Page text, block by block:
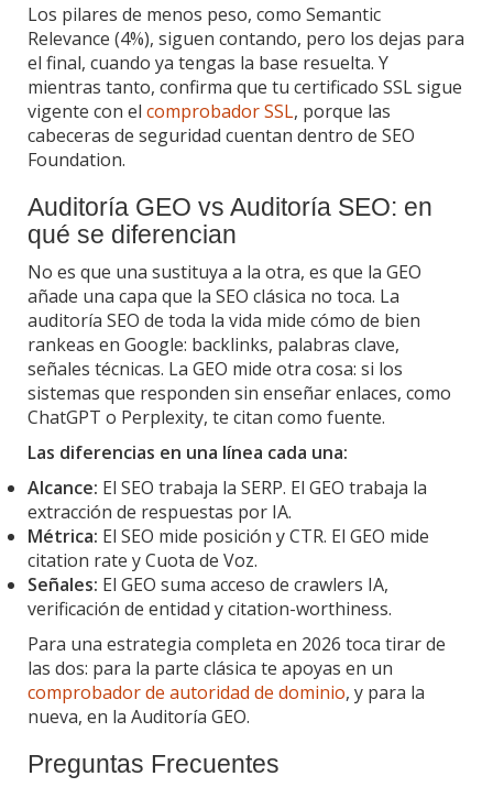
Los pilares de menos peso, como Semantic
Relevance (4%), siguen contando, pero los dejas para
el final, cuando ya tengas la base resuelta. Y
mientras tanto, confirma que tu certificado SSL sigue
vigente con el comprobador SSL, porque las
cabeceras de seguridad cuentan dentro de SEO
Foundation.
Auditoría GEO vs Auditoría SEO: en
qué se diferencian
No es que una sustituya a la otra, es que la GEO
añade una capa que la SEO clásica no toca. La
auditoría SEO de toda la vida mide cómo de bien
rankeas en Google: backlinks, palabras clave,
señales técnicas. La GEO mide otra cosa: si los
sistemas que responden sin enseñar enlaces, como
ChatGPT o Perplexity, te citan como fuente.
Las diferencias en una línea cada una:
Alcance: El SEO trabaja la SERP. El GEO trabaja la
extracción de respuestas por IA.
Métrica: El SEO mide posición y CTR. El GEO mide
citation rate y Cuota de Voz.
Señales: El GEO suma acceso de crawlers IA,
verificación de entidad y citation-worthiness.
Para una estrategia completa en 2026 toca tirar de
las dos: para la parte clásica te apoyas en un
comprobador de autoridad de dominio, y para la
nueva, en la Auditoría GEO.
Preguntas Frecuentes